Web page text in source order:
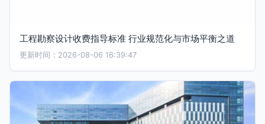
工程勘察设计收费指导标准 行业规范化与市场平衡之道
更新时间：2026-08-06 16:39:47